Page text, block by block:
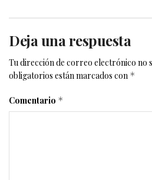
Deja una respuesta
Tu dirección de correo electrónico no
obligatorios están marcados con *
Comentario *